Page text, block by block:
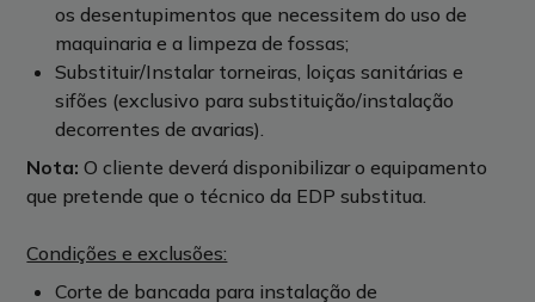
os desentupimentos que necessitem do uso de
maquinaria e a limpeza de fossas;
Substituir/Instalar torneiras, loiças sanitárias e
sifões (exclusivo para substituição/instalação
decorrentes de avarias).
Nota: O cliente deverá disponibilizar o equipamento
que pretende que o técnico da EDP substitua.
Condições e exclusões:
Corte de bancada para instalação de